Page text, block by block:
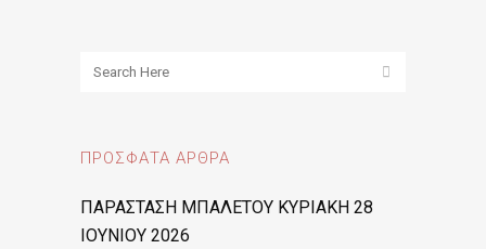
ΠΡΌΣΦΑΤΑ ΆΡΘΡΑ
ΠΑΡΑΣΤΑΣΗ ΜΠΑΛΕΤΟΥ ΚΥΡΙΑΚΗ 28
ΙΟΥΝΙΟΥ 2026